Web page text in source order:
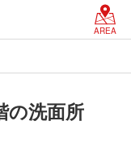
AREA
の洗面所